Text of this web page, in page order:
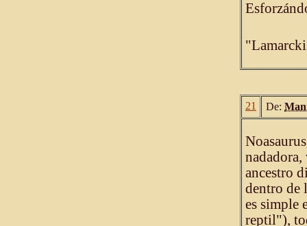
21 De:
ancestro
dentro de
es simple
reptil"),